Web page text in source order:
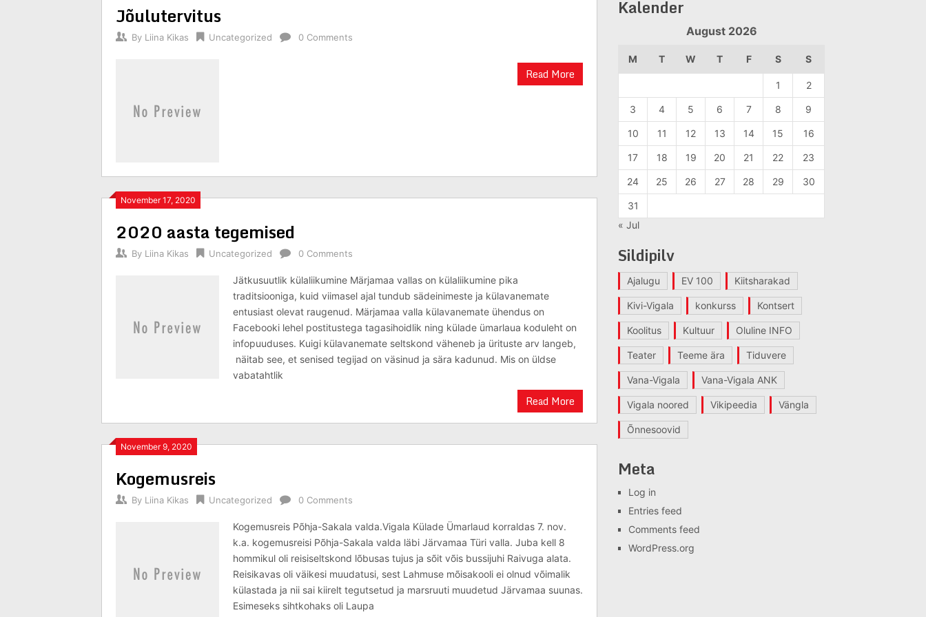
Jõulutervitus
By Liina Kikas Uncategorized 0 Comments
Read More
November 17, 2020
2020 aasta tegemised
By Liina Kikas Uncategorized 0 Comments
Jätkusuutlik külaliikumine Märjamaa vallas on külaliikumine pika
traditsiooniga, kuid viimasel ajal tundub sädeinimeste ja külavanemate
entusiast olevat raugenud. Märjamaa valla külavanemate ühendus on
Facebooki lehel postitustega tagasihoidlik ning külade ümarlaua koduleht on
infopuuduses. Kuigi külavanemate seltskond väheneb ja ürituste arv langeb,
näitab see, et senised tegijad on väsinud ja sära kadunud. Mis on üldse
vabatahtlik
Read More
November 9, 2020
Kogemusreis
By Liina Kikas Uncategorized 0 Comments
Kogemusreis Põhja-Sakala valda.Vigala Külade Ümarlaud korraldas 7. nov.
k.a. kogemusreisi Põhja-Sakala valda läbi Järvamaa Türi valla. Juba kell 8
hommikul oli reisiseltskond lõbusas tujus ja sõit võis bussijuhi Raivuga alata.
Reisikavas oli väikesi muudatusi, sest Lahmuse mõisakooli ei olnud võimalik
külastada ja nii sai kiirelt tegutsetud ja marsruuti muudetud Järvamaa suunas.
Esimeseks sihtkohaks oli Laupa
Kalender
August 2026
M T W T F S S
1 2
3 4 5 6 7 8 9
10 11 12 13 14 15 16
17 18 19 20 21 22 23
24 25 26 27 28 29 30
31
« Jul
Sildipilv
Ajalugu EV 100 Kiitsharakad
Kivi-Vigala konkurss Kontsert
Koolitus Kultuur Oluline INFO
Teater Teeme ära Tiduvere
Vana-Vigala Vana-Vigala ANK
Vigala noored Vikipeedia Vängla
Õnnesoovid
Meta
Log in
Entries feed
Comments feed
WordPress.org